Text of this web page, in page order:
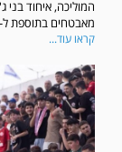
מאבטחים בתוספת ל-70 שוטרים, מספרים...
קראו עוד...